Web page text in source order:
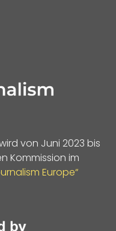
von Juni 2023 bis
Kommission im
Europe“